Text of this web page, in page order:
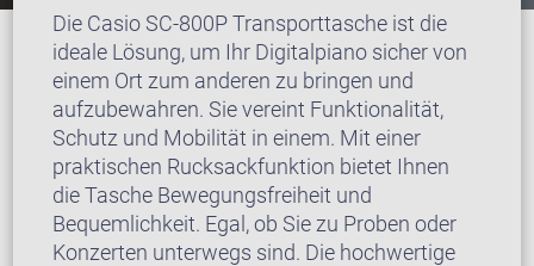
Die Casio SC-800P Transporttasche ist die
ideale Lösung, um Ihr Digitalpiano sicher von
einem Ort zum anderen zu bringen und
aufzubewahren. Sie vereint Funktionalität,
Schutz und Mobilität in einem. Mit einer
praktischen Rucksackfunktion bietet Ihnen
die Tasche Bewegungsfreiheit und
Bequemlichkeit. Egal, ob Sie zu Proben oder
Konzerten unterwegs sind. Die hochwertige